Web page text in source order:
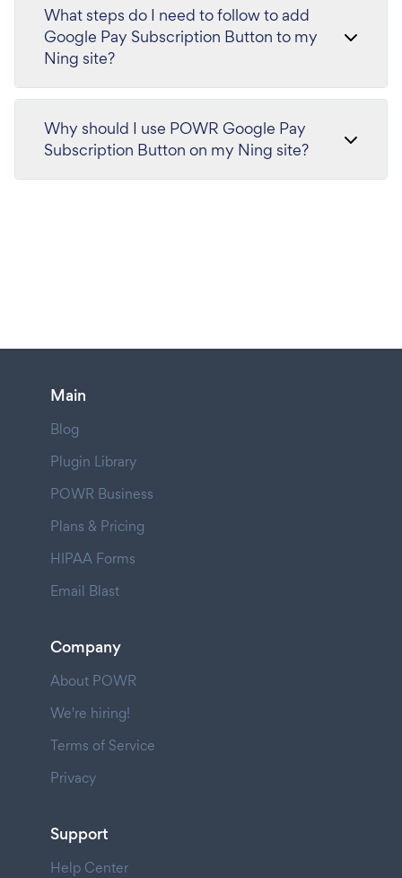
What steps do I need to follow to add
Google Pay Subscription Button to my
Ning site?
Why should I use POWR Google Pay
Subscription Button on my Ning site?
Main
Blog
Plugin Library
POWR Business
Plans & Pricing
HIPAA Forms
Email Blast
Company
About POWR
We're hiring!
Terms of Service
Privacy
Support
Help Center